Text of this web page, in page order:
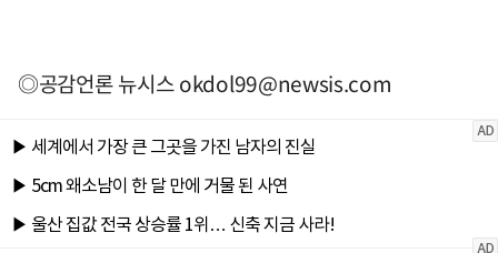
◎공감언론 뉴시스okdol99@newsis.com